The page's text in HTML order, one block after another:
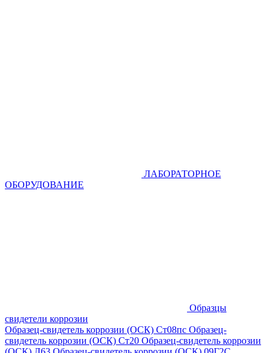
ЛАБОРАТОРНОЕ
ОБОРУДОВАНИЕ
Образцы
свидетели коррозии
Образец-свидетель коррозии (ОСК) Ст08пс Образец-
свидетель коррозии (ОСК) Ст20 Образец-свидетель коррозии